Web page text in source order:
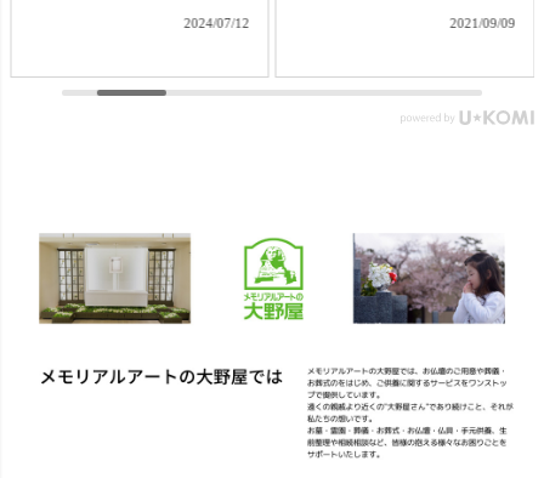
ける贈り物で、故人をしの
らべ 桜/一葉/紅梅/椿（甘・
#贈り物
2021/09/09
「絵ろうそくの花」「ろう
ギフトセットです。 ▼メモ
リアルアートの大野屋ウェ
2021/09/10